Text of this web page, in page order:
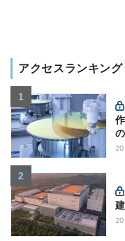
アクセスランキング